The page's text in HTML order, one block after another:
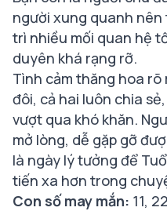
người xung quanh
trì nhiều mối quan hệ
duyên khá rạng rỡ.
Tình cảm thăng hoa
đôi, cả hai luôn chia
vượt qua khó khăn.
mở lòng, dễ gặp gỡ
là ngày lý tưởng để
tiến xa hơn trong
Con số may mắn: 11,